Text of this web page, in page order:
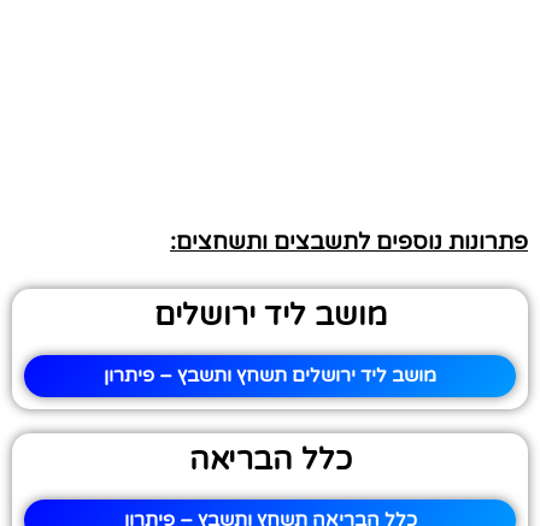
פתרונות נוספים לתשבצים ותשחצים:
מושב ליד ירושלים
מושב ליד ירושלים תשחץ ותשבץ – פיתרון
כלל הבריאה
כלל הבריאה תשחץ ותשבץ – פיתרון